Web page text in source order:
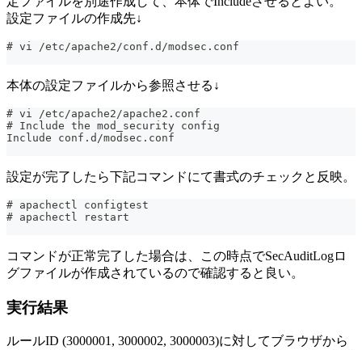
設定ファイルの作成先↓
# vi /etc/apache2/conf.d/modsec.conf
本体の設定ファイルから参照させる↓
# vi /etc/apache2/apache2.conf
# Include the mod_security config
Include conf.d/modsec.conf
設定が完了したら下記コマンドにて書式のチェックと反映。
# apachectl configtest
# apachectl restart
コマンドが正常完了した場合は、この時点でSecAuditLogロ
グファイルが作成されているので確認すると良い。
実行結果
ルールID (3000001, 3000002, 3000003)に対してブラウザから